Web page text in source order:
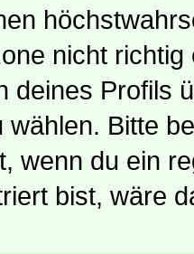
nicht
deines Profils
wählen. Bitte
wenn du ein
bist, wäre